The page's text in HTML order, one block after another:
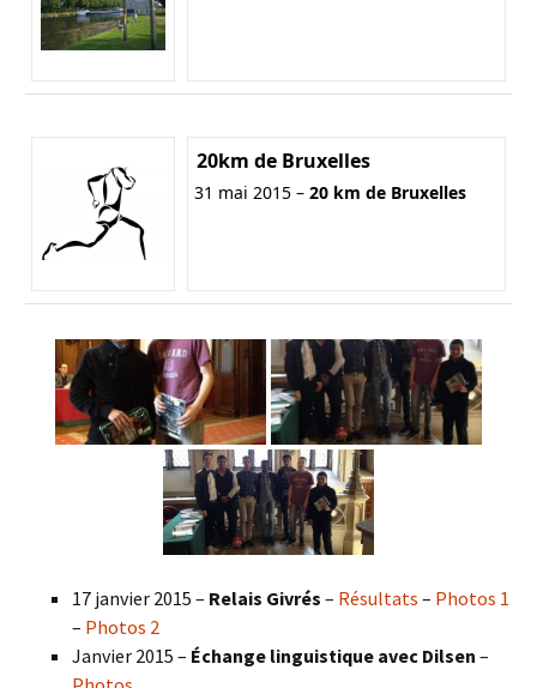
20km de Bruxelles
31 mai 2015 – 20 km de Bruxelles
17 janvier 2015 – Relais Givrés – Résultats – Photos 1
– Photos 2
Janvier 2015 – Échange linguistique avec Dilsen –